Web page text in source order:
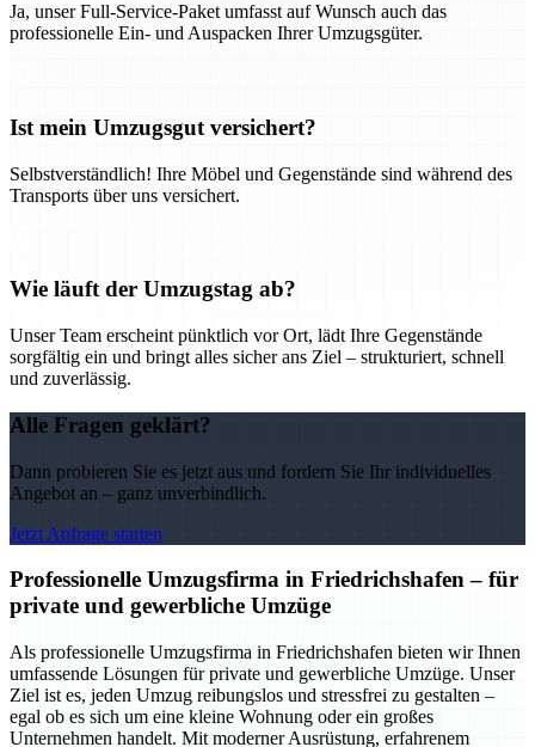
Ja, unser Full-Service-Paket umfasst auf Wunsch auch das
professionelle Ein- und Auspacken Ihrer Umzugsgüter.
Ist mein Umzugsgut versichert?
Selbstverständlich! Ihre Möbel und Gegenstände sind während des
Transports über uns versichert.
Wie läuft der Umzugstag ab?
Unser Team erscheint pünktlich vor Ort, lädt Ihre Gegenstände
sorgfältig ein und bringt alles sicher ans Ziel – strukturiert, schnell
und zuverlässig.
Alle Fragen geklärt?
Dann probieren Sie es jetzt aus und fordern Sie Ihr individuelles
Angebot an – ganz unverbindlich.
Jetzt Anfrage starten
Professionelle Umzugsfirma in Friedrichshafen – für
private und gewerbliche Umzüge
Als professionelle Umzugsfirma in Friedrichshafen bieten wir Ihnen
umfassende Lösungen für private und gewerbliche Umzüge. Unser
Ziel ist es, jeden Umzug reibungslos und stressfrei zu gestalten –
egal ob es sich um eine kleine Wohnung oder ein großes
Unternehmen handelt. Mit moderner Ausrüstung, erfahrenem